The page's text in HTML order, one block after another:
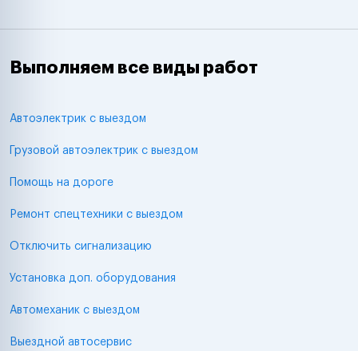
Выполняем все виды работ
Автоэлектрик с выездом
Грузовой автоэлектрик с выездом
Помощь на дороге
Ремонт спецтехники с выездом
Отключить сигнализацию
Установка доп. оборудования
Автомеханик с выездом
Выездной автосервис